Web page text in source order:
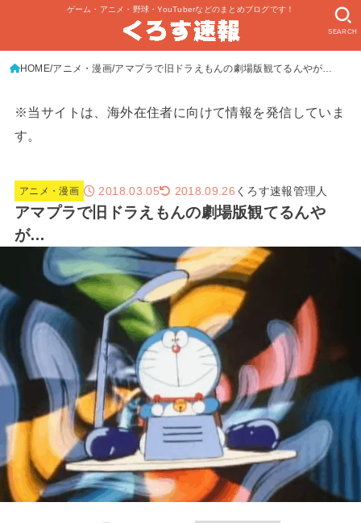
ゲーム・アニメ・野球・YouTuberなどのまとめブログです！
SEARCH
HOME アニメ・漫画 アマプラで旧ドラえもんの劇場版観てるんやが…
※当サイトは、海外在住者に向けて情報を発信していま
す。
アニメ・漫画 2018.03.05 2018.09.26 くろす速報管理人
アマプラで旧ドラえもんの劇場版観てるんや
が…